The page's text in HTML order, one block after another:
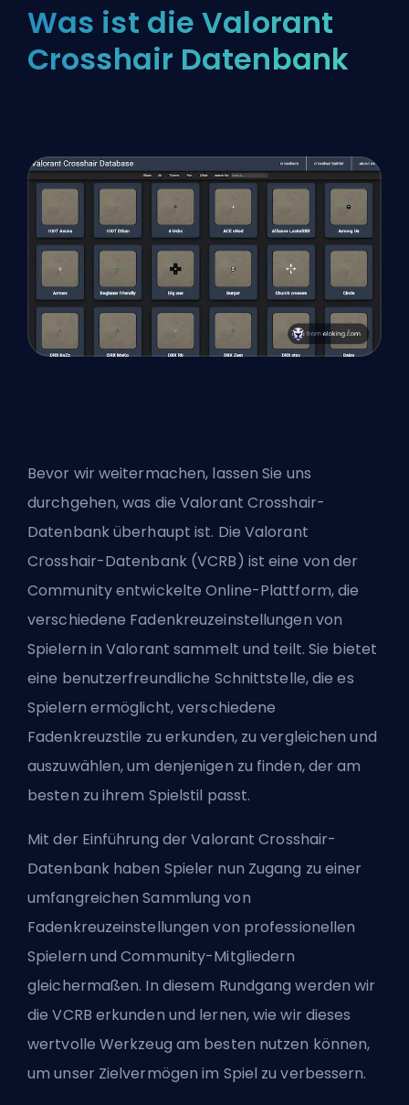
Was ist die Valorant
Crosshair Datenbank
Bevor wir weitermachen, lassen Sie uns
durchgehen, was dieValorant Crosshair-
Datenbanküberhaupt ist. Die Valorant
Crosshair-Datenbank (VCRB) ist eine von der
Community entwickelte Online-Plattform, die
verschiedene Fadenkreuzeinstellungen von
Spielern in Valorant sammelt und teilt. Sie bietet
eine benutzerfreundliche Schnittstelle, die es
Spielern ermöglicht, verschiedene
Fadenkreuzstile zu erkunden, zu vergleichen und
auszuwählen, um denjenigen zu finden, der am
besten zu ihrem Spielstil passt.
Mit der Einführung der Valorant Crosshair-
Datenbank haben Spieler nun Zugang zu einer
umfangreichen Sammlung von
Fadenkreuzeinstellungen von professionellen
Spielern und Community-Mitgliedern
gleichermaßen. In diesem Rundgang werden wir
die VCRB erkunden und lernen, wie wir dieses
wertvolle Werkzeug am besten nutzen können,
um unser Zielvermögen im Spiel zu verbessern.